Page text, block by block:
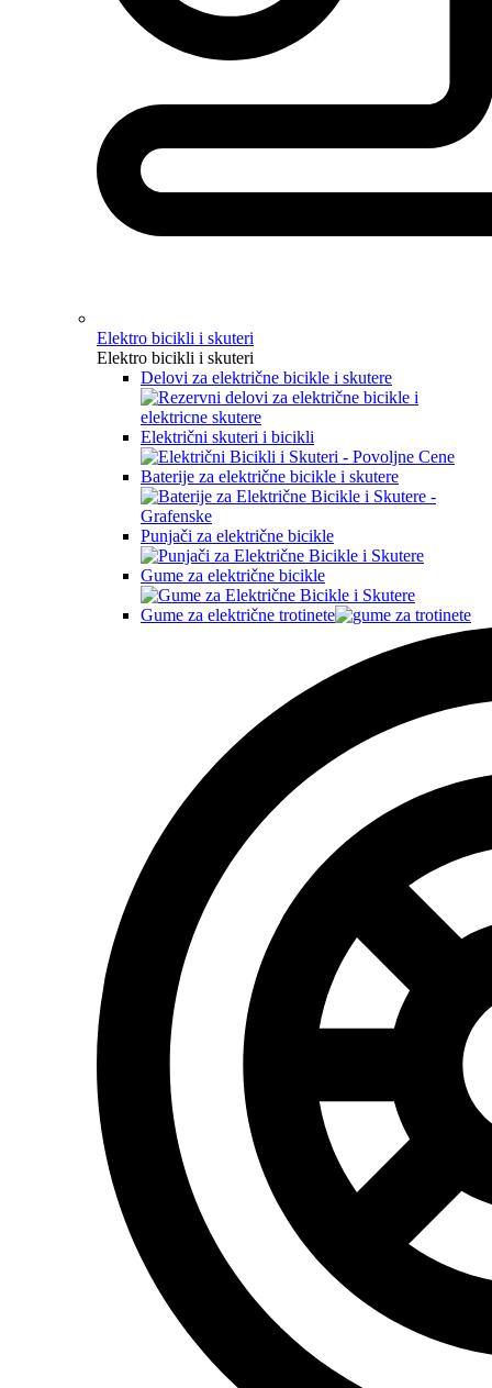
Elektro bicikli i skuteri
Elektro bicikli i skuteri
Delovi za električne bicikle i skutere
Električni skuteri i bicikli
Baterije za električne bicikle i skutere
Punjači za električne bicikle
Gume za električne bicikle
Gume za električne trotinete